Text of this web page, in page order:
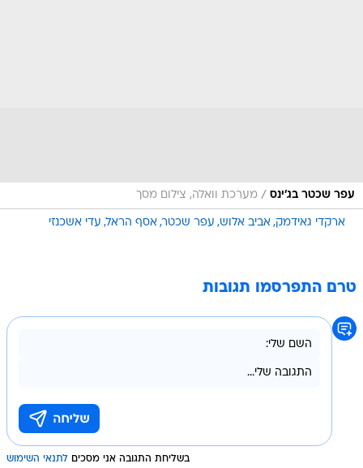
עפר שכטר בג'ינס / מערכת וואלה, צילום מסך
ארקדי גאידמק אביב אלוש עפר שכטר אסף הראל עדי אשכנזי
טרם התפרסמו תגובות
בשליחת התגובה אני מסכים לתנאי השימוש